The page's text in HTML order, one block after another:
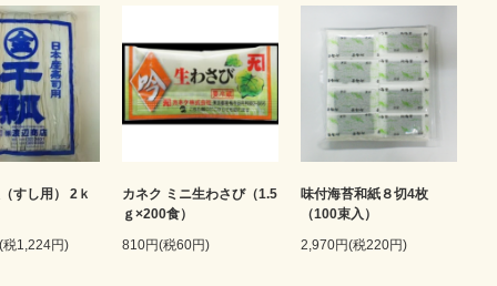
すし用） 2ｋ
1,224円)
カネク ミニ生わさび（1.5
ｇ×200食）
810円(税60円)
味付海苔和紙８切4枚
（100束入）
2,970円(税220円)